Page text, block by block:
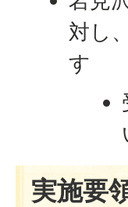
対し
す
実施要